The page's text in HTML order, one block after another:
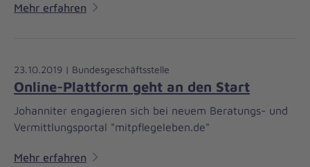
Mehr erfahren
23.10.2019 | Bundesgeschäftsstelle
Online-Plattform geht an den Start
Johanniter engagieren sich bei neuem Beratungs- und
Vermittlungsportal "mitpflegeleben.de"
Mehr erfahren